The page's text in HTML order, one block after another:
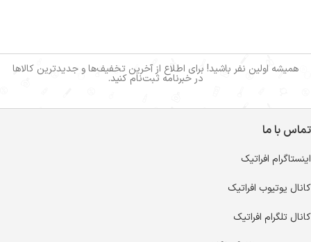
همیشه اولین نفر باشید! برای اطلاع از آخرین تخفیف‌ها و جدیدترین کالاها
در خبرنامه ثبت‌نام کنید.
تماس با ما
اینستاگرام افراتیک
کانال یوتیوب افراتیک
کانال تلگرام افراتیک